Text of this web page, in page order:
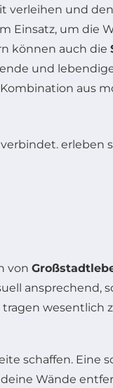
verleihen und
Einsatz, um die
können auch die
und
aus
von
ansprechend,
wesentlich
schaffen. Eine
Wände